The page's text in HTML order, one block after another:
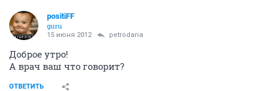
positiFF
guru
15 июня 2012 petrodaria
Доброе утро!
А врач ваш что говорит?
ОТВЕТИТЬ